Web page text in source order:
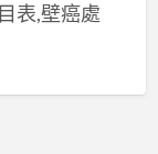
表,壁癌處